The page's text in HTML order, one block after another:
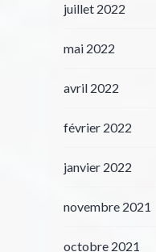
juillet 2022
mai 2022
avril 2022
février 2022
janvier 2022
novembre 2021
octobre 2021